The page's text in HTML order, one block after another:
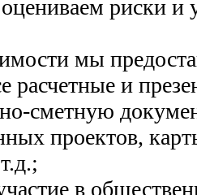
риски и
мы
расчетные и
сметную
проектов,
в